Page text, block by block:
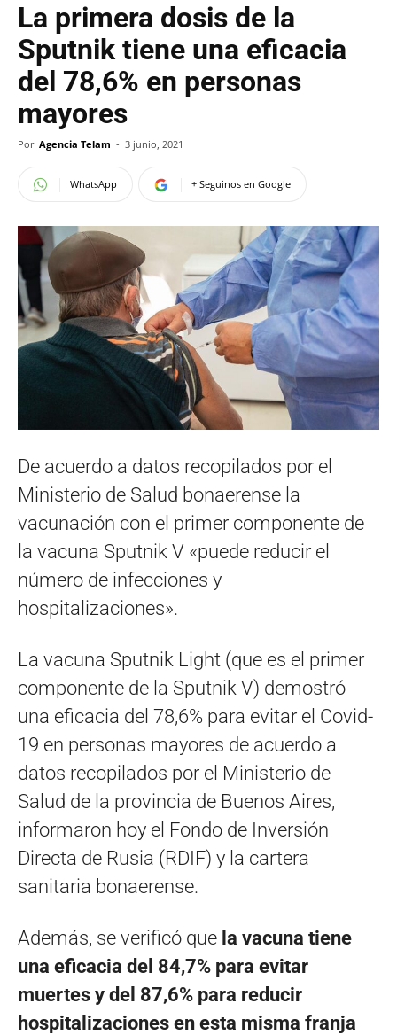
La primera dosis de la
Sputnik tiene una eficacia
del 78,6% en personas
mayores
Por Agencia Telam - 3 junio, 2021
WhatsApp + Seguinos en Google
De acuerdo a datos recopilados por el
Ministerio de Salud bonaerense la
vacunación con el primer componente de
la vacuna Sputnik V «puede reducir el
número de infecciones y
hospitalizaciones».
La vacuna Sputnik Light (que es el primer
componente de la Sputnik V) demostró
una eficacia del 78,6% para evitar el Covid-
19 en personas mayores de acuerdo a
datos recopilados por el Ministerio de
Salud de la provincia de Buenos Aires,
informaron hoy el Fondo de Inversión
Directa de Rusia (RDIF) y la cartera
sanitaria bonaerense.
Además, se verificó que la vacuna tiene
una eficacia del 84,7% para evitar
muertes y del 87,6% para reducir
hospitalizaciones en esta misma franja